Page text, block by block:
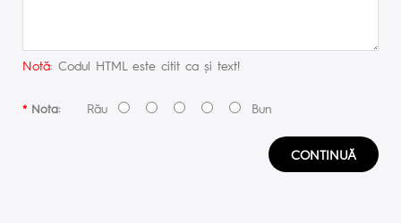
Notă: Codul HTML este citit ca şi text!
Nota:Rău Bun
CONTINUĂ